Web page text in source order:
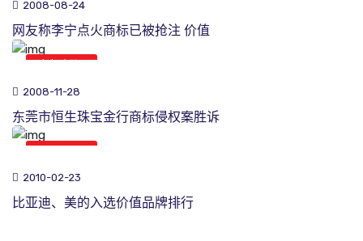
2008-08-24
网友称李宁点火商标已被抢注 价值
2008-11-28
东莞市恒生珠宝金行商标侵权案胜诉
2010-02-23
比亚迪、美的入选价值品牌排行